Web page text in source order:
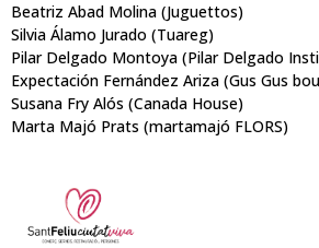
Beatriz Abad Molina (Juguettos)
Silvia Álamo Jurado (Tuareg)
Pilar Delgado Montoya (Pilar Delgado
Expectación Fernández Ariza (Gus Gus
Susana Fry Alós (Canada House)
Marta Majó Prats (martamajó FLORS)
Agraïm la confiança de totes aquelles
d’aquest projecte.